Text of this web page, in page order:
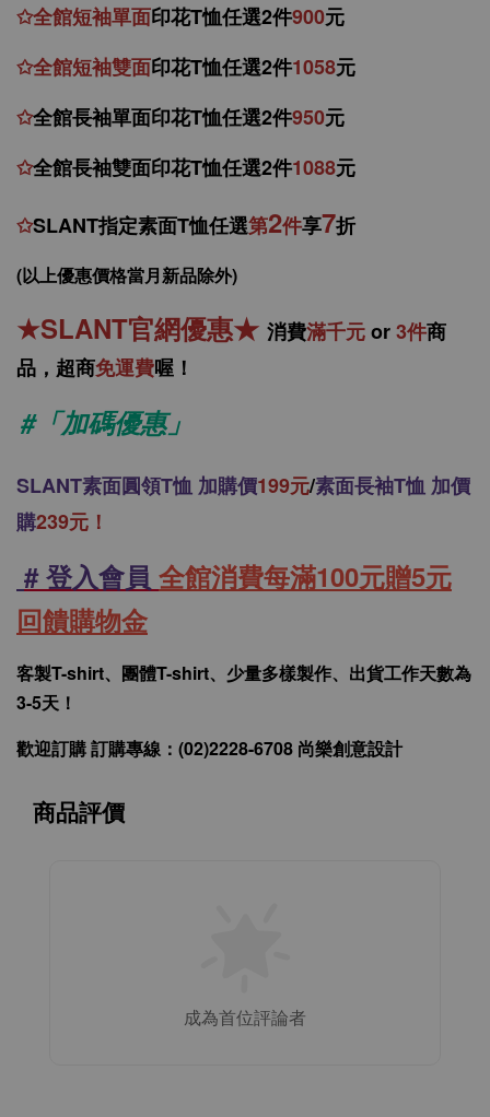
✩全館短袖單面印花T恤任選2件900元
✩全館短袖雙面印花T恤任選2件1058元
✩全館長袖單面印花T恤任選2件950元
✩全館長袖雙面印花T恤任選2件1088元
✩SLANT指定素面T恤任選第2件享7折
(以上優惠價格當月新品除外)
★SLANT官網優惠★ 消費滿千元or3件商
品， 超商免運費喔！
#「加碼優惠」
SLANT素面圓領T恤 加購價199元/素面長袖T恤 加價
購239元！
# 登入會員 全館消費每滿100元贈5元
回饋購物金
客製T-shirt、團體T-shirt、少量多樣製作、出貨工作天數為
3-5天！
歡迎訂購 訂購專線：(02)2228-6708 尚樂創意設計
商品評價
成為首位評論者